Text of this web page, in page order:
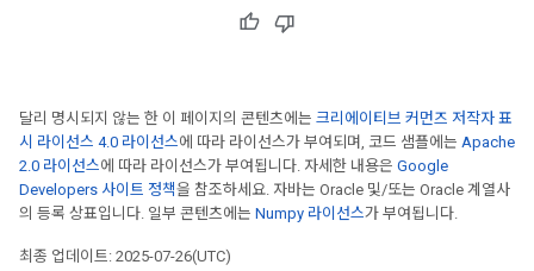
달리 명시되지 않는 한 이 페이지의 콘텐츠에는 크리에이티브 커먼즈 저작자 표
시 라이선스 4.0 라이선스에 따라 라이선스가 부여되며, 코드 샘플에는 Apache
2.0 라이선스에 따라 라이선스가 부여됩니다. 자세한 내용은 Google
Developers 사이트 정책을 참조하세요. 자바는 Oracle 및/또는 Oracle 계열사
의 등록 상표입니다. 일부 콘텐츠에는 Numpy 라이선스가 부여됩니다.
최종 업데이트: 2025-07-26(UTC)